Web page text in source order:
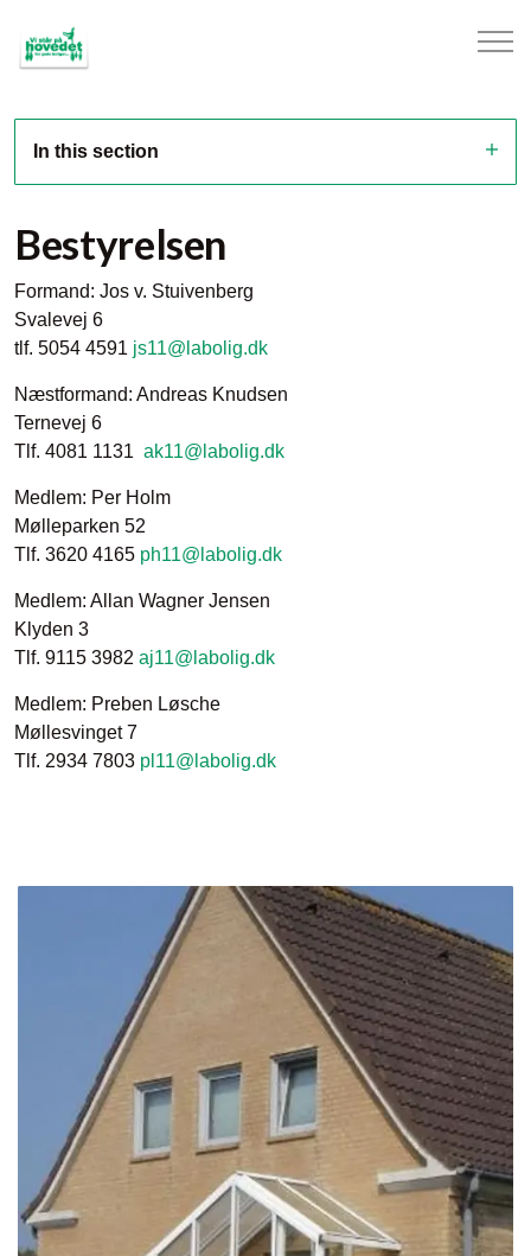
In this section
Bestyrelsen
Formand: Jos v. Stuivenberg
Svalevej 6
tlf. 5054 4591 js11@labolig.dk
Næstformand: Andreas Knudsen
Ternevej 6
Tlf. 4081 1131 ak11@labolig.dk
Medlem: Per Holm
Mølleparken 52
Tlf. 3620 4165 ph11@labolig.dk
Medlem: Allan Wagner Jensen
Klyden 3
Tlf. 9115 3982 aj11@labolig.dk
Medlem: Preben Løsche
Møllesvinget 7
Tlf. 2934 7803 pl11@labolig.dk